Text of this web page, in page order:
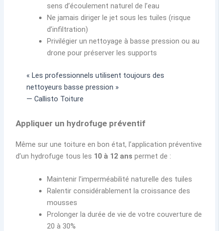
sens d’écoulement naturel de l’eau
Ne jamais diriger le jet sous les tuiles (risque
d’infiltration)
Privilégier un nettoyage à basse pression ou au
drone pour préserver les supports
« Les professionnels utilisent toujours des
nettoyeurs basse pression »
— Callisto Toiture
Appliquer un hydrofuge préventif
Même sur une toiture en bon état, l’application préventive
d’un hydrofuge tous les 10 à 12 ans permet de :
Maintenir l’imperméabilité naturelle des tuiles
Ralentir considérablement la croissance des
mousses
Prolonger la durée de vie de votre couverture de
20 à 30%